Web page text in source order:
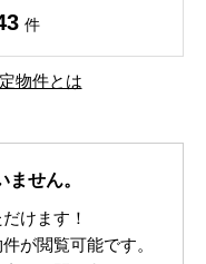
件
物件とは
せん。
けます！
が閲覧可能です。